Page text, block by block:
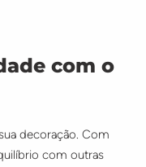
com o
decoração. Com
com outras